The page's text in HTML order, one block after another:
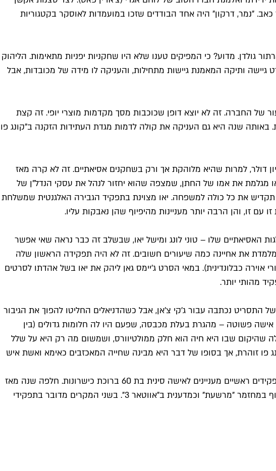
"נמר, דרקון" היה אחד הבודדים שזכו במועמדות לאוסקר בקטגוריות
גולדן. מדוע? כי המפיקים טענו שלא היו שחקניות יפניות מתאימות. הליהוק
ותיקה המאמנת גיישות מתחילות, והעניקה לו מידה של מכובדות, אבל
של החברה. זה לא יוצא דופן שכוכבות מסך מקדמות מוצרי יופי. זה קצת
יופי זוהרת. באותה שנה היא גם העניקה את קולה לדמות מגדת העתידות הזקנה ב"קונג פו
רומנטית בכיכובם של קונסטנס וו והנרי גולדינג תפסה את הוליווד בהפתעה עם הכנסות של 240 מיליון דולר, למרות שהיא מלוהקת אך ורק בשחקנים אסיאתיים. זה לא קרה מאז
של סינים בקולנוע ההוליוודי. יאו מגלמת את אמו של החתן, שמצפה שהוא יחזור לנהל את עסקי הנדל"ן של
את כל כולה למשפחה. יאו מצוינת בתפקיד הגבירה האלגנטית שמשלחת
זו, והן הרבה יותר מעניינות מהיפיוף שהן נאבקות עליו.
האסיאתיים שלו – טוני לונג ומישל יאו, שבשלב זה כבר נראה שאי אפשר
את אחיינה כמה שיעורים חשובים. זה לא היה תפקידה הראשון שלה
החלל אלטה אוגורד (שבקומיקס המקורי אוירה כבלונדינית). במאי הסרט ג'יימס גאן ליהק את יאו בשל אהדתו לסרטים
60 זכתה יאו בתפקיד חייה. הגרסה הראשונית של התסריט נכתבה עבור ג'קי צ'אן, אבל כשהדניאלים החליטו להפוך את הגיבור
אישה פשוטה – מהגרת בעלת מכבסה, שפעם היו לה חלומות גדולים (בין
שהיקום שבו היא חיה הוא חלק ממולטיוורס, ושמשום מה רק היא על שלל
פו זוהרת, אך בסופו של דבר היא מבינה שחייה המאכזבים כאימא ואשת איש
יאו נואשת, ומצחיקה, ומעצבנת, ומרגשת, ועדיין בועטת היטב, ועל כך זכתה באוסקר. אפשר רק לקוות שיימצאו עוד תפקידים ראשיים מעניינים לאישה סינית בת 60 ברוכת כישרונות. חלפה שנה מאז
ש"הכל בכל מקום בבת אחת" יצא למסכים, וזה עדיין לא קרה. בעתיד הקרוב נראה אותה כמנהלת האוניברסיטה לכישוף במחזמר "מרשעת" וכמדענית ב"אווטאר 3". בשני המקרים מדובר בתפקידי